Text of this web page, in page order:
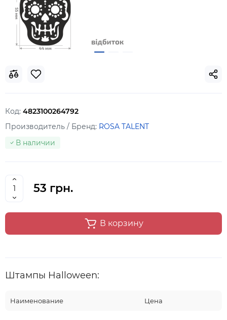
Код: 4823100264792
Производитель / Бренд: ROSA TALENT
В наличии
53 грн.
В корзину
Штампы Halloween:
Наименование Цена